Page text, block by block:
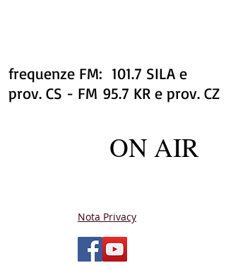
frequenze FM: 101.7 SILA e
prov. CS - FM 95.7 KR e prov. CZ
ON AIR
Nota Privacy